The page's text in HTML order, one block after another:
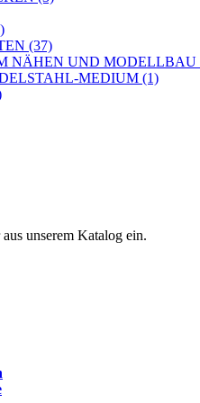
(37)
NÄHEN UND MODELLBAU
MEDIUM (1)
unserem Katalog ein.